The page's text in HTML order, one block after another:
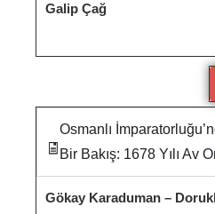
Galip Çağ
Osmanlı
Bir Bakış: 1678 Yılı Av
Gökay Karaduman –